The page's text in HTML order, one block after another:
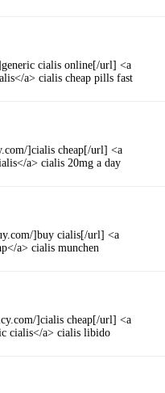
cialis online[/url] <a
a> cialis cheap pills fast
]cialis cheap[/url] <a
a> cialis 20mg a day
]buy cialis[/url] <a
a> cialis munchen
]cialis cheap[/url] <a
cialis</a> cialis libido